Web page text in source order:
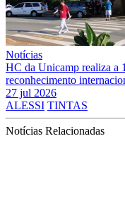
Notícias
HC da Unicamp realiza a
reconhecimento
27 jul 2026
ALESSI TINTAS
Notícias Relacionadas